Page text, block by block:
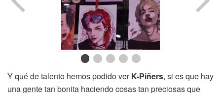
Y qué de talento hemos podido verK-Piñers, si es que hay
una gente tan bonita haciendo cosas tan preciosas que